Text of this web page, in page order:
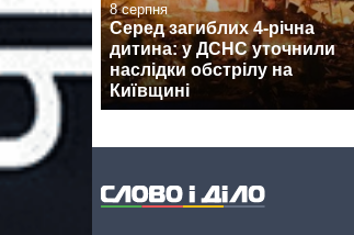
8 серпня
Серед загиблих 4-річна
дитина: у ДСНС уточнили
наслідки обстрілу на
Київщині